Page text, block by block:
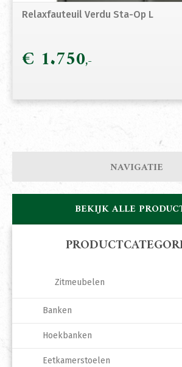
Relaxfauteuil Verdu Sta-Op L
€ 1.750
NAVIGATIE
BEKIJK ALLE
Zitmeubelen
Banken
Hoekbanken
Eetkamerstoelen